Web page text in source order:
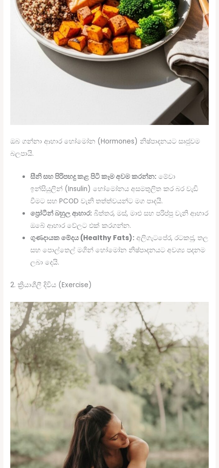
ඔබ ගන්නා ආහාර හෝමෝන (Hormones) නිෂ්පාදනයට සෘජුවම
බලපායි.
සීනි සහ පිරිපහදු කළ පිටි කෑම අවම කරන්න: මේවා
ඉන්සියුලින් (Insulin) හෝමෝනය අසමතුලිත කර බර වැඩි
වීමට සහ PCOD වැනි තත්ත්වයන්ට මග පාදයි.
ප්‍රෝටීන් බහුල ආහාර: බිත්තර, මස්, මාළු සහ පරිප්පු වැනි ආහාර
ඔබේ ආහාර වේලට එක් කරගන්න.
ගුණදායක මේදය (Healthy Fats): අලිගැටපේර, රටකජු, තල
සහ පොල්තෙල් මගින් හෝමෝන නිෂ්පාදනයට අවශ්‍ය පදනම
ලබා දෙයි.
2. ක්‍රියාශීලී දිවිය (Exercise)